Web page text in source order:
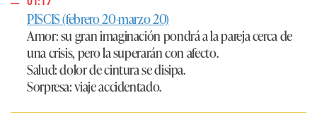
PISCIS (febrero 20-marzo 20)
Amor: su gran imaginación pondrá a la pareja cerca de
una crisis, pero la superarán con afecto.
Salud: dolor de cintura se disipa.
Sorpresa: viaje accidentado.